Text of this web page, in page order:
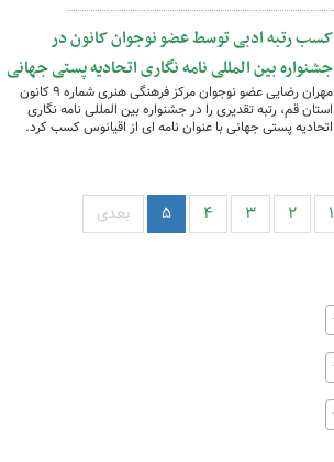
کسب رتبه ادبی توسط عضو نوجوان کانون در
جشنواره بین المللی نامه نگاری اتحادیه پستی جهانی
مهران رضایی عضو نوجوان مرکز فرهنگی هنری شماره ۹ کانون
استان قم، رتبه تقدیری را در جشنواره بین المللی نامه نگاری
اتحادیه پستی جهانی با عنوان نامه ای از اقیانوس کسب کرد.
۱ ۲ ۳ ۴ ۵ بعدی